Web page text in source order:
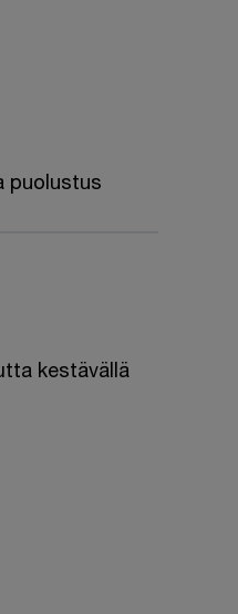
puolustus
kestävällä